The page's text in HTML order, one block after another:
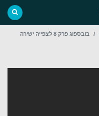
בובספוג פרק 8 לצפייה ישירה